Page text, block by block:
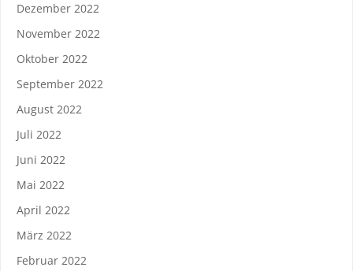
Dezember 2022
November 2022
Oktober 2022
September 2022
August 2022
Juli 2022
Juni 2022
Mai 2022
April 2022
März 2022
Februar 2022